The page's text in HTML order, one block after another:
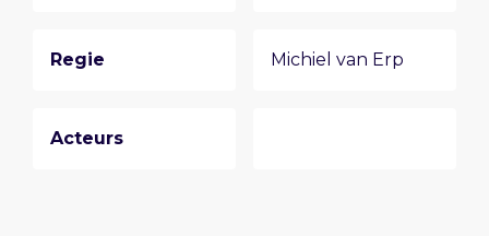
Regie Michiel van Erp
Acteurs